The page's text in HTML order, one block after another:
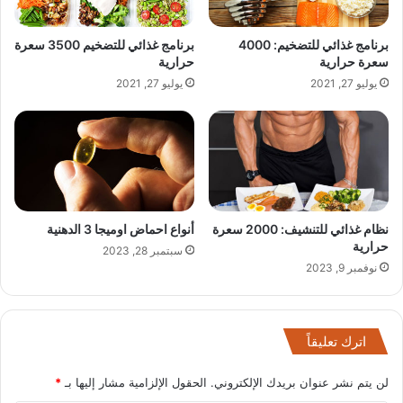
برنامج غذائي للتضخيم: 4000
سعرة حرارية
يوليو 27, 2021
برنامج غذائي للتضخيم 3500 سعرة
حرارية
يوليو 27, 2021
نظام غذائي للتنشيف: 2000 سعرة
حرارية
نوفمبر 9, 2023
أنواع احماض اوميجا 3 الدهنية
سبتمبر 28, 2023
اترك تعليقاً
لن يتم نشر عنوان بريدك الإلكتروني. الحقول الإلزامية مشار إليها بـ*